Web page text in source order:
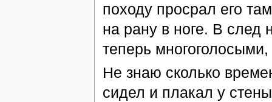
походу просрал его
на рану в ноге. В след
теперь
Не знаю сколько
сидел и плакал у